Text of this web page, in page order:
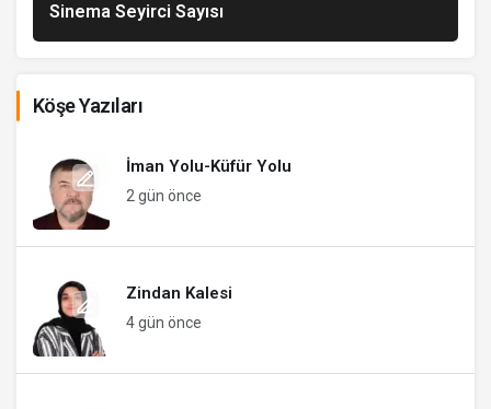
Sinema Seyirci Sayısı
Köşe Yazıları
İman Yolu-Küfür Yolu
2 gün önce
Zindan Kalesi
4 gün önce